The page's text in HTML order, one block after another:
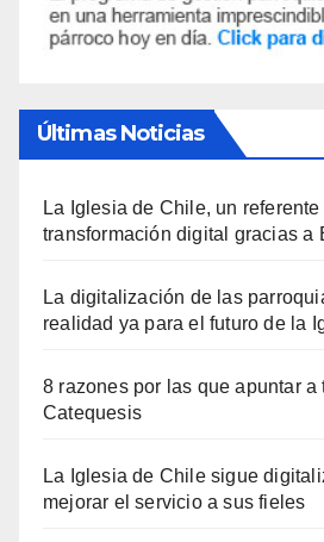
Últimas Noticias
La Iglesia de Chile, un referente
transformación digital gracias a
La digitalización de las
realidad ya para el futuro de la
8 razones por las que apuntar a
Catequesis
La Iglesia de Chile sigue
mejorar el servicio a sus fieles